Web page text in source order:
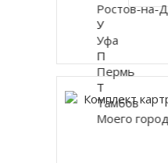
Ростов-на-
У
Уфа
П
Пермь
Т
Тамбов
Моего